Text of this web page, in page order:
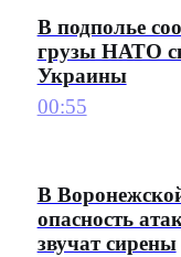
В подполье
грузы НАТО
Украины
00:55
В
опасность
звучат сирены